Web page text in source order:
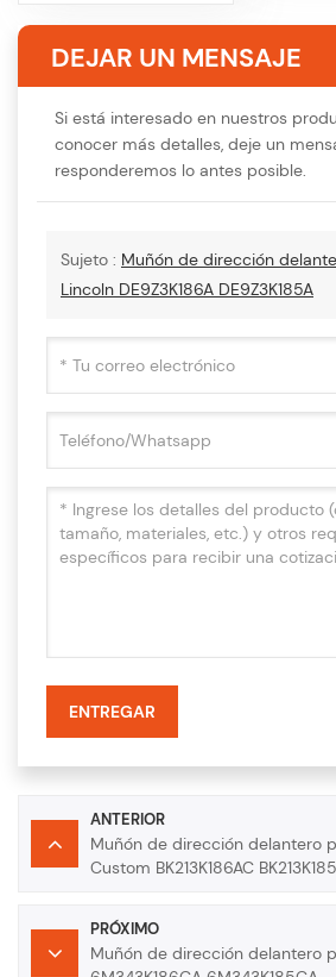
DEJAR UN MENSAJE
Si está interesado en nuestros
conocer más detalles, deje un
responderemos lo antes posible.
Sujeto : Muñón de dirección
Lincoln DE9Z3K186A DE9Z3K185A
ENTREGAR
ANTERIOR
Muñón de dirección delantero
Custom BK213K186AC
PRÓXIMO
Muñón de dirección delantero